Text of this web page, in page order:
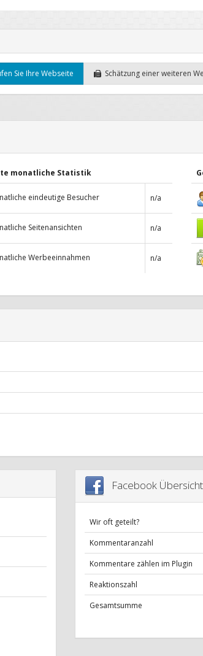
Sie Ihre Webseite Schätzung einer weiteren
monatliche Statistik
eindeutige Besucher n/a
Seitenansichten n/a
Werbeeinnahmen n/a
Facebook Übersicht
Wir oft geteilt?
Kommentaranzahl
Kommentare zählen im Plugin
Reaktionszahl
Gesamtsumme